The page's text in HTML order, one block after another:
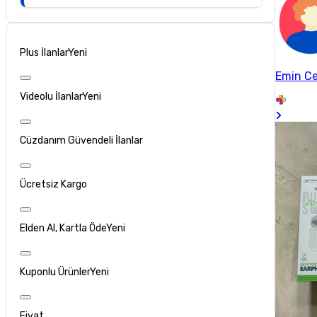
Plus İlanlarYeni
Videolu İlanlarYeni
Cüzdanım Güvendeli İlanlar
Ücretsiz Kargo
Elden Al, Kartla ÖdeYeni
Kuponlu ÜrünlerYeni
Emin